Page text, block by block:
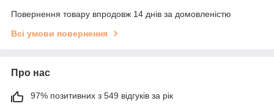
Повернення товару впродовж 14 днів за домовленістю
Всі умови повернення
Про нас
97% позитивних з 549 відгуків за рік